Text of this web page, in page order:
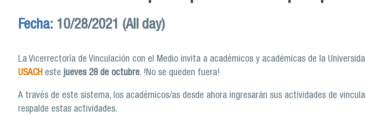
Fecha: 10/28/2021 (All day)
La Vicerrectoría de Vinculación con el Medio invita a académicos y académicas de la
USACH este jueves 28 de octubre. !No se queden fuera!
A través de este sistema, los académicos/as desde ahora ingresarán sus actividades de
respalde estas actividades.